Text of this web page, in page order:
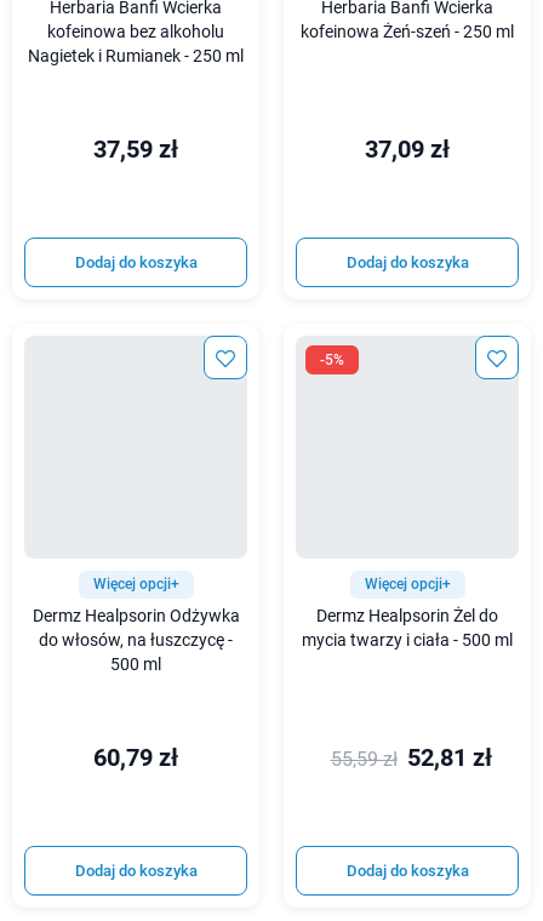
Herbaria Banfi Wcierka
kofeinowa bez alkoholu
Nagietek i Rumianek - 250 ml
37,59 zł
Dodaj do koszyka
Herbaria Banfi Wcierka
kofeinowa Żeń-szeń - 250 ml
37,09 zł
Dodaj do koszyka
Więcej opcji+
Dermz Healpsorin Odżywka
do włosów, na łuszczycę -
500 ml
60,79 zł
Dodaj do koszyka
-5%
Więcej opcji+
Dermz Healpsorin Żel do
mycia twarzy i ciała - 500 ml
55,59 zł 52,81 zł
Dodaj do koszyka